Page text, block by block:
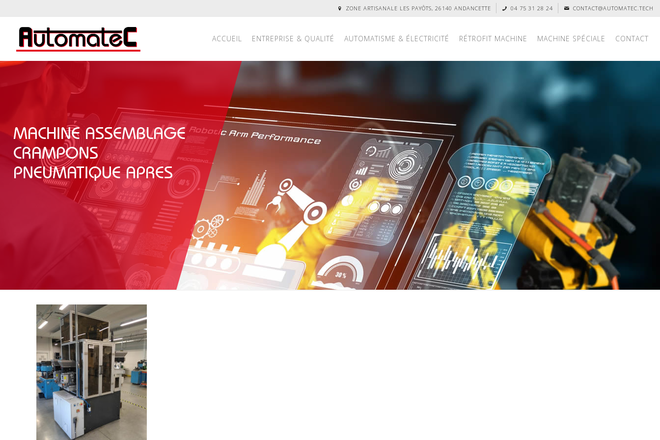
ZONE ARTISANALE LES PAYÔTS, 26140 ANDANCETTE 04 75 31 28 24 CONTACT@AUTOMATEC.TECH
ACCUEIL ENTREPRISE & QUALITÉ AUTOMATISME & ÉLECTRICITÉ RÉTROFIT MACHINE MACHINE SPÉCIALE CONTACT
MACHINE ASSEMBLAGE
CRAMPONS
PNEUMATIQUE APRES